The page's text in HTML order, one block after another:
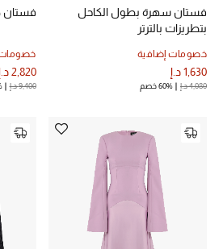
جديد لدينا
نسوقوا أحدث ما وصلنا
عرض جميع المنتجات
ما وصلنا حديثاً
فستان سهرة بطول الكاحل
بتطريزات بالترتر
خصومات إضافية
1,630 د.إ
4,080 د.إ 60% خصم
فستان
2,820 د.إ
9,400 د.إ